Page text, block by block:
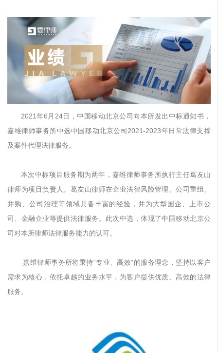
2021年6月24日，中国移动北京公司向本所发出中标通知书，
嘉维律师事务所中选中国移动北京公司2021-2023年日常法律支撑
及案件代理法律服务。
本次中标项目服务期为两年，嘉维律师事务所执行主任葛友山
律师为项目负责人。葛友山律师在企业法律风险管理、公司重组、
并购、公司治理等领域具备丰富的经验，并为大型国企、上市公
司、金融企业等提供法律服务。此次中选，体现了中国移动北京公
司对本所律师法律服务能力的认可。
嘉维律师事务所将秉持“专业、高效”的服务理念，坚持以客户
需求为核心，依托卓越的业务水平，为客户提供优质、高效的法律
服务。